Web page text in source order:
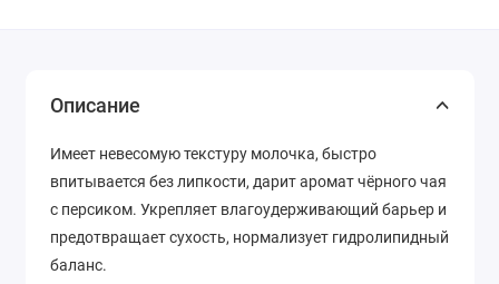
Описание
Имеет невесомую текстуру молочка, быстро
впитывается без липкости, дарит аромат чёрного чая
с персиком. Укрепляет влагоудерживающий барьер и
предотвращает сухость, нормализует гидролипидный
баланс.